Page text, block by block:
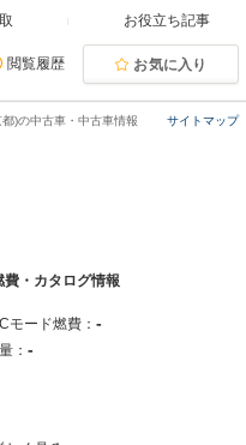
お役立ち記事
閲覧履歴 お気に入り
サイトマップ
)の中古車・中古車情報
費・カタログ情報
モード燃費： -
： -